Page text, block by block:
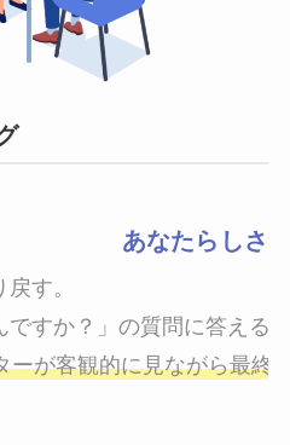
あなたらしさ
す。
ですか？」の質問に答える
ーが客観的に見ながら最終